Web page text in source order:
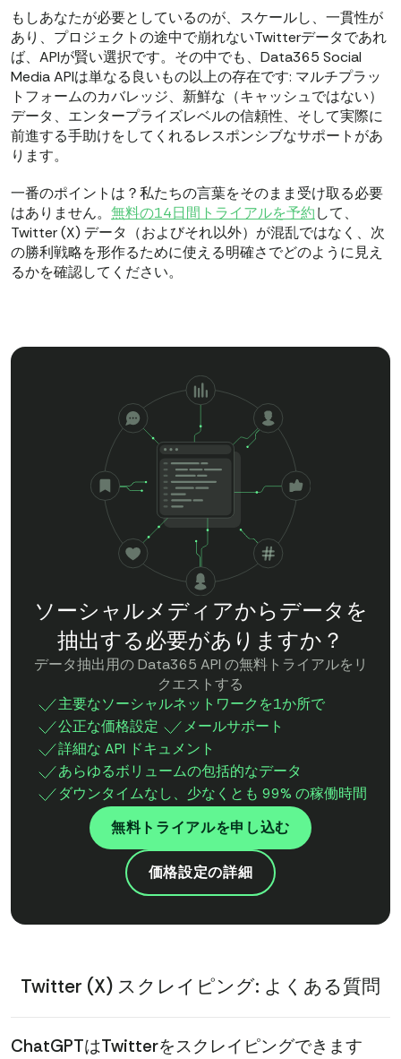
もしあなたが必要としているのが、スケールし、一貫性が
あり、プロジェクトの途中で崩れないTwitterデータであれ
ば、APIが賢い選択です。その中でも、Data365 Social
Media APIは単なる良いもの以上の存在です: マルチプラッ
トフォームのカバレッジ、新鮮な（キャッシュではない）
データ、エンタープライズレベルの信頼性、そして実際に
前進する手助けをしてくれるレスポンシブなサポートがあ
ります。
一番のポイントは？私たちの言葉をそのまま受け取る必要
はありません。 無料の14日間トライアルを予約して、
Twitter (X) データ（およびそれ以外）が混乱ではなく、次
の勝利戦略を形作るために使える明確さでどのように見え
るかを確認してください。
ソーシャルメディアからデータを
抽出する必要がありますか？
データ抽出用の Data365 API の無料トライアルをリ
クエストする
主要なソーシャルネットワークを1か所で
公正な価格設定
メールサポート
詳細な API ドキュメント
あらゆるボリュームの包括的なデータ
ダウンタイムなし、少なくとも 99% の稼働時間
無料トライアルを申し込む
価格設定の詳細
Twitter (X) スクレイピング: よくある質問
ChatGPTはTwitterをスクレイピングできます